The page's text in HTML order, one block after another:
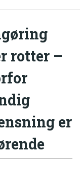
rotter –
er